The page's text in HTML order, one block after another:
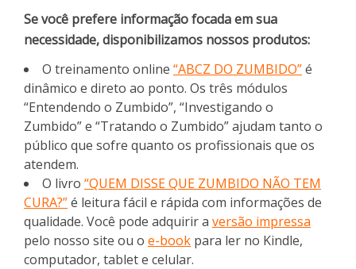
Se você prefere informação focada em sua
necessidade, disponibilizamos nossos produtos:
O treinamento online “ABCZ DO ZUMBIDO”é
dinâmico e direto ao ponto. Os três módulos
“Entendendo o Zumbido”, “Investigando o
Zumbido” e “Tratando o Zumbido” ajudam tanto o
público que sofre quanto os profissionais que os
atendem.
O livro “QUEM DISSE QUE ZUMBIDO NÃO TEM
CURA?”é leitura fácil e rápida com informações de
qualidade. Você pode adquirir a versão impressa
pelo nosso site ou o e-book para ler no Kindle,
computador, tablet e celular.